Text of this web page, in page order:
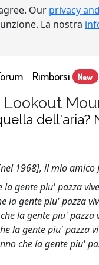
Our privacy
La nostra
Rimborsi New
dell'aria?
1968], il mio
gente piu' pazza
la gente piu' pazza
la gente piu' pazza
la gente piu' pazza
che la gente piu'